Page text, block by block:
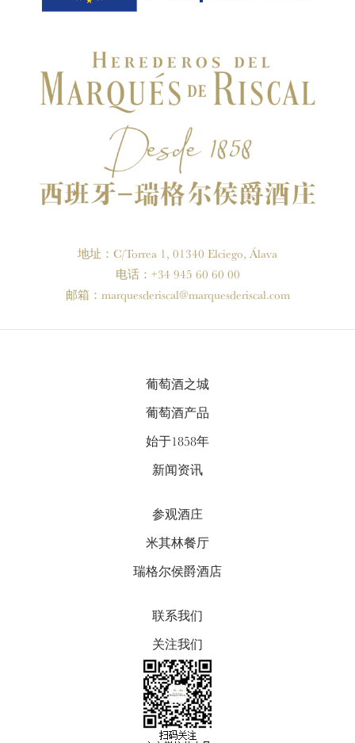
地址：C/Torrea 1, 01340 Elciego, Álava
电话：+34 945 60 60 00
邮箱： marquesderiscal@marquesderiscal.com
葡萄酒之城
葡萄酒产品
始于1858年
新闻资讯
参观酒庄
米其林餐厅
瑞格尔侯爵酒店
联系我们
关注我们